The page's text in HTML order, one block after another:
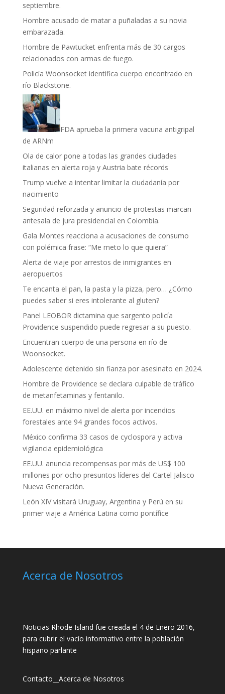
septiembre.
Hombre acusado de matar a puñaladas a su novia
embarazada.
Hombre de Pawtucket enfrenta más de 30 cargos
relacionados con armas de fuego.
Policía Woonsocket identifica cuerpo encontrado en
río Blackstone.
FDA aprueba la primera vacuna antigripal
de ARNm
Ola de calor pone a todas las grandes ciudades
italianas en alerta roja y Austria bate récords
Trump vuelve a intentar limitar la ciudadanía por
nacimiento
Seguridad reforzada y anuncio de protestas marcan
antesala de jura presidencial en Colombia.
Gala Montes reacciona a acusaciones de consumo
con polémica frase: “Me meto lo que quiera”
Alerta de viaje por arrestos de inmigrantes en
aeropuertos
Te encanta el pan, la pasta y la pizza, pero… ¿Cómo
puedes saber si eres intolerante al gluten?
Panel LEOBOR dictamina que sargento policía
Providence suspendido puede regresar a su puesto.
Encuentran cuerpo de una persona en río de
Woonsocket.
Adolescente detenido sin fianza por asesinato en 2024.
Hombre de Providence se declara culpable de tráfico
de metanfetaminas y fentanilo.
EE.UU. en máximo nivel de alerta por incendios
forestales ante 94 grandes focos activos.
México confirma 33 casos de cyclospora y activa
vigilancia epidemiológica
EE.UU. anuncia recompensas por más de US$ 100
millones por ocho presuntos líderes del Cartel Jalisco
Nueva Generación.
León XIV visitará Uruguay, Argentina y Perú en su
primer viaje a América Latina como pontífice
Acerca de Nosotros
Noticias Rhode Island fue creada el 4 de Enero 2016,
para cubrir el vacío informativo entre la población
hispano parlante
Contacto Acerca de Nosotros